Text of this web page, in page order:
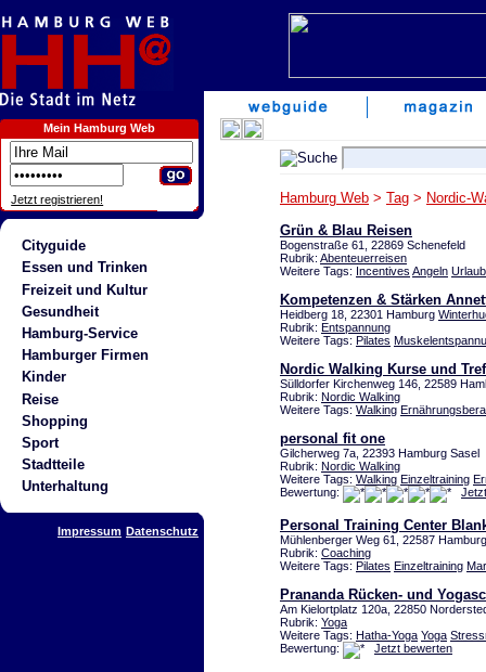
Mein Hamburg Web
Jetzt registrieren!
Cityguide
Essen und Trinken
Freizeit und Kultur
Gesundheit
Hamburg-Service
Hamburger Firmen
Kinder
Reise
Shopping
Sport
Stadtteile
Unterhaltung
Impressum Datenschutz
Hamburg Web > Tag > Nordic-
Grün & Blau Reisen
Bogenstraße 61, 22869 Schenefeld
Rubrik: Abenteuerreisen
Weitere Tags: Incentives Angeln Urlaub
Kompetenzen & Stärken
Heidberg 18, 22301 Hamburg
Rubrik: Entspannung
Weitere Tags: Pilates
Nordic Walking Kurse und
Sülldorfer Kirchenweg 146, 22589
Rubrik: Nordic Walking
Weitere Tags: Walking
personal fit one
Gilcherweg 7a, 22393 Hamburg Sasel
Rubrik: Nordic Walking
Weitere Tags: Walking Einzeltraining
Bewertung:
Personal Training Center
Mühlenberger Weg 61, 22587
Rubrik: Coaching
Weitere Tags: Pilates Einzeltraining
Prananda Rücken- und
Am Kielortplatz 120a, 22850
Rubrik: Yoga
Weitere Tags: Hatha-Yoga Yoga
Bewertung:
Jetzt bewerten